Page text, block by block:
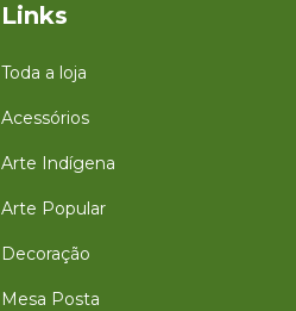
Links
Toda a loja
Acessórios
Arte Indígena
Arte Popular
Decoração
Mesa Posta